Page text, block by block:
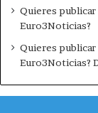
l
t
n
Quieres publicar
Euro3Noticias?
Quieres publicar
Euro3Noticias?